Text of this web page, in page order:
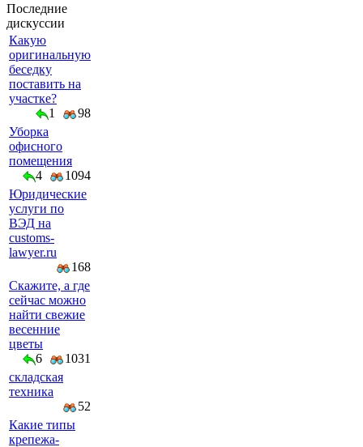
Последние
дискуссии
Какую
оригинальную
беседку
поставить на
участке?
1
98
Уборка
офисного
помещения
4
1094
Юридические
услуги по
ВЭД на
customs-
lawyer.ru
168
Скажите, а где
сейчас можно
найти свежие
весенние
цветы
6
1031
складская
техника
52
Какие типы
крепежа-